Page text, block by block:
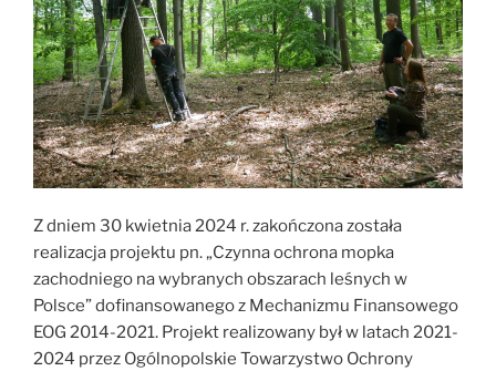
martwić?”
Z dniem 30 kwietnia 2024 r. zakończona została
realizacja projektu pn. „Czynna ochrona mopka
zachodniego na wybranych obszarach leśnych w
Polsce” dofinansowanego z Mechanizmu Finansowego
EOG 2014-2021. Projekt realizowany był w latach 2021-
2024 przez Ogólnopolskie Towarzystwo Ochrony